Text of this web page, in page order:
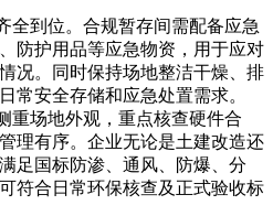
到位。合规暂存间需配备应急
防护用品等应急物资，用于应对
况。同时保持场地整洁干燥、排
常安全存储和应急处置需求。
场地外观，重点核查硬件合
理有序。企业无论是土建改造还
足国标防渗、通风、防爆、分
符合日常环保核查及正式验收标